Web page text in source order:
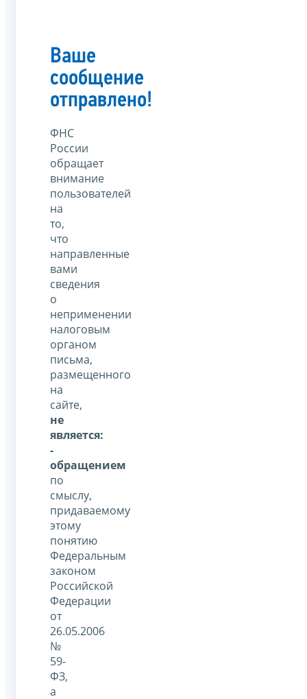
Ваше
сообщение
отправлено!
ФНС
России
обращает
внимание
пользователей
на
то,
что
направленные
вами
сведения
о
неприменении
налоговым
органом
письма,
размещенного
на
сайте,
не
является:
-
обращением
по
смыслу,
придаваемому
этому
понятию
Федеральным
законом
Российской
Федерации
от
26.05.2006
№
59-
ФЗ,
а